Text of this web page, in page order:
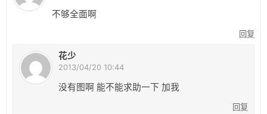
不够全面啊
回复
花少
2013/04/20 10:44
没有图啊 能不能求助一下 加我
回复